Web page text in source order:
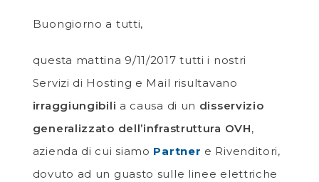
Buongiorno a tutti,
questa mattina 9/11/2017 tutti i nostri
Servizi di Hosting e Mail risultavano
irraggiungibili a causa di un disservizio
generalizzato dell’infrastruttura OVH,
azienda di cui siamo Partner e Rivenditori,
dovuto ad un guasto sulle linee elettriche